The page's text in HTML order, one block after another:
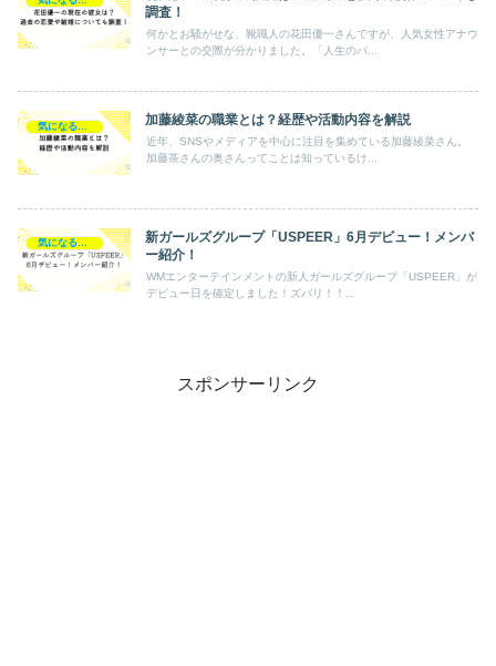
調査！
何かとお騒がせな、靴職人の花田優一さんですが、人気女性アナウ
ンサーとの交際が分かりました。「人生のパ...
加藤綾菜の職業とは？経歴や活動内容を解説
近年、SNSやメディアを中心に注目を集めている加藤綾菜さん。
加藤茶さんの奥さんってことは知っているけ...
気になるあの人
新ガールズグループ「USPEER」6月デビュー！メンバ
ー紹介！
WMエンターテインメントの新人ガールズグループ「USPEER」が
デビュー日を確定しました！ズバリ！！...
スポンサーリンク